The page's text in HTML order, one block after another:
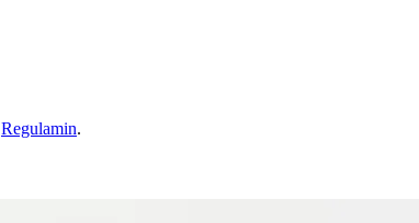
Regulamin.